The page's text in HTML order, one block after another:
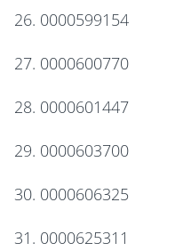
26. 0000599154
27. 0000600770
28. 0000601447
29. 0000603700
30. 0000606325
31. 0000625311